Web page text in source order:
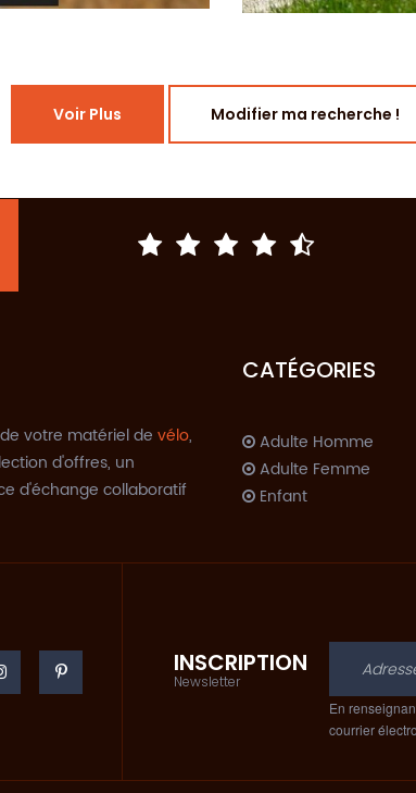
Voir Plus Modifier ma recherche !
votre matériel de vélo,
d'offres, un
d'échange collaboratif
CATÉGORIES
Adulte Homme
Adulte Femme
Enfant
INSCRIPTION
Newsletter
En
courrier